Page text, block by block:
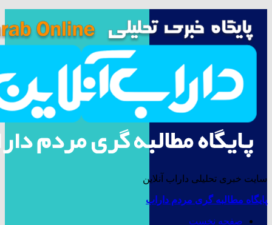
سایت خبری تحلیلی داراب آنلاین
پایگاه مطالبه گری مردم داراب
صفحه نخست